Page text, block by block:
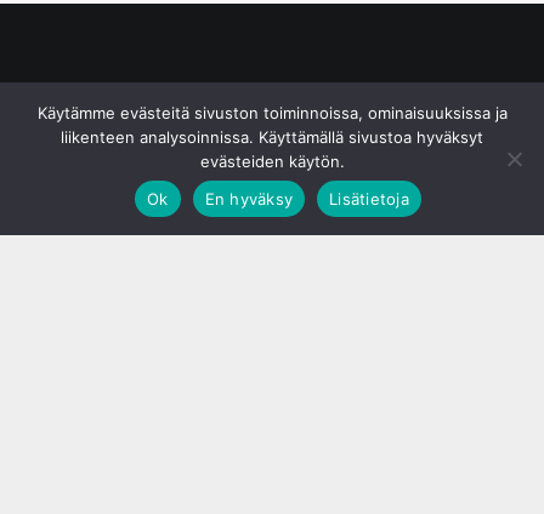
Käytämme evästeitä sivuston toiminnoissa, ominaisuuksissa ja
liikenteen analysoinnissa. Käyttämällä sivustoa hyväksyt
evästeiden käytön.
Ok
En hyväksy Lisätietoja